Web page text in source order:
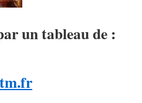
un tableau de :